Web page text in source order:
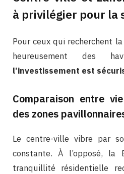
à privilégier pour la
Pour ceux qui recherchent
heureusement des
l’investissement est
Comparaison entre
des zones
Le centre-ville vibre par
constante. À l’opposé,
tranquillité résidentielle